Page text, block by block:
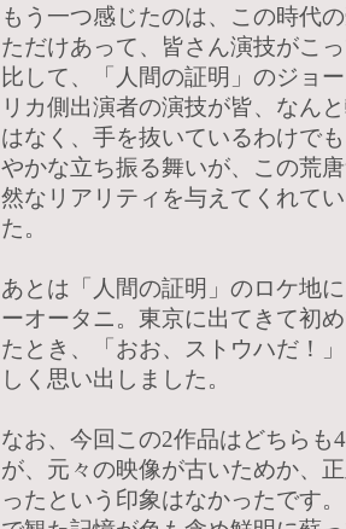
もう一つ感じたのは、この時代
ただけあって、皆さん演技がこ
比して、「人間の証明」のジョ
リカ側出演者の演技が皆、なん
はなく、手を抜いているわけで
やかな立ち振る舞いが、この荒
然なリアリティを与えてくれて
た。
あとは「人間の証明」のロケ地
ーオータニ。東京に出てきて初
たとき、「おお、ストウハだ！
しく思い出しました。
なお、今回この2作品はどちらも
が、元々の映像が古いためか、
ったという印象はなかったです